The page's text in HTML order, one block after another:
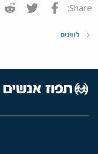
Share: פייסבוק Twitter
לווינים